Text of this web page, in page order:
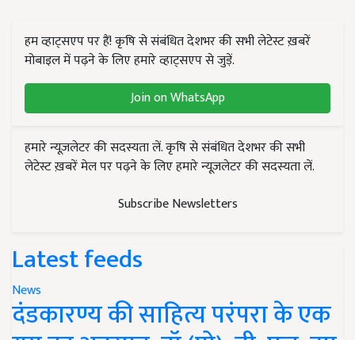
हम व्हाट्सएप पर हैं! कृषि से संबंधित देशभर की सभी लेटेस्ट ख़बरें
मोबाइल में पढ़ने के लिए हमारे व्हाट्सएप से जुड़ें.
Join on WhatsApp
हमारे न्यूज़लेटर की सदस्यता लें. कृषि से संबंधित देशभर की सभी
लेटेस्ट ख़बरें मेल पर पढ़ने के लिए हमारे न्यूज़लेटर की सदस्यता लें.
Subscribe Newsletters
Latest feeds
News
दंडकारण्य की साहित्य परंपरा के एक